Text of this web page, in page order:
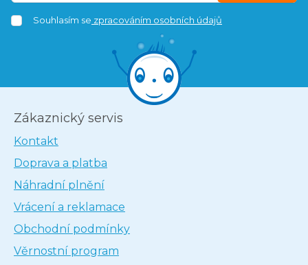
Souhlasím se zpracováním osobních údajů
Zákaznický servis
Kontakt
Doprava a platba
Náhradní plnění
Vrácení a reklamace
Obchodní podmínky
Věrnostní program